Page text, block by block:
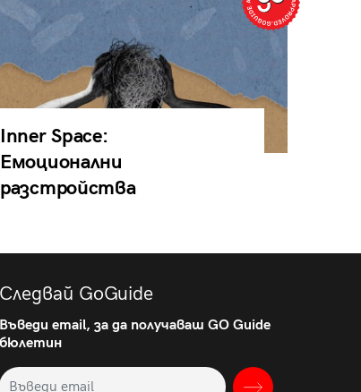
Inner Space:
Емоционални
разстройства
Следвай GoGuide
Въведи email, за да получаваш GO Guide
бюлетин